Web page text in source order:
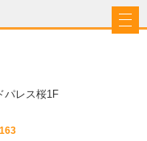
パレス桜1F
163